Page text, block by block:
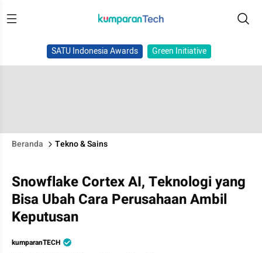
SATU Indonesia Awards Green Initiative
Beranda Tekno & Sains
Snowflake Cortex AI, Teknologi yang
Bisa Ubah Cara Perusahaan Ambil
Keputusan
kumparanTECH